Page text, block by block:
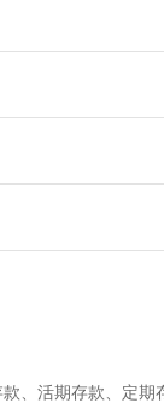
、活期存款、定期